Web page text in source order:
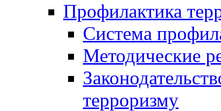
Профилактика
Система
Методические
терроризму